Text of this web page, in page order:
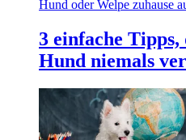
Hund oder Welpe zuhause
3 einfache
Hund niemals